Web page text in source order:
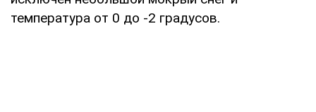
температура от 0 до -2 градусов.